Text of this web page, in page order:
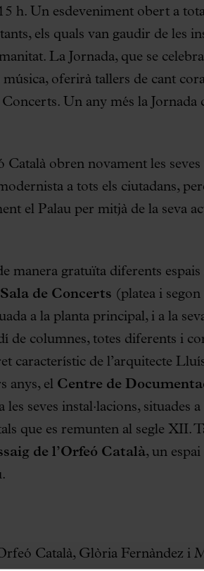
h. Un esdeveniment obert a
els quals van gaudir de les
La Jornada, que se
oferirà tallers de cant
Un any més la Jornada
Català obren novament les
a tots els ciutadans,
el Palau per mitjà de la seva
manera gratuïta diferents espais
Sala de Concerts (platea i
a la planta principal, i a la
de columnes, totes diferents i
característic de l’arquitecte
anys, el Centre de
seves instal·lacions, situades
que es remunten al segle XII.
de l’Orfeó Català, un
Català, Glòria Fernàndez i